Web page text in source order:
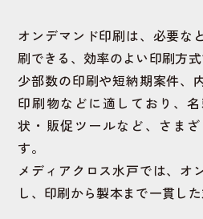
オンデマンド印刷は、必要な
刷できる、効率のよい印刷方式
少部数の印刷や短納期案件、
印刷物などに適しており、
状・販促ツールなど、さま
す。
メディアクロス水戸では、オ
し、印刷から製本まで一貫した